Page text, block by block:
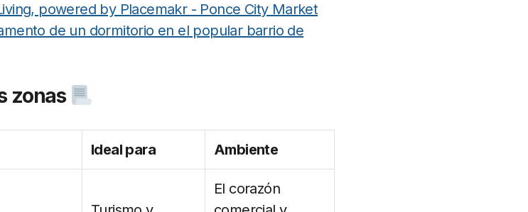
powered by Placemakr - Ponce City Market
de un dormitorio en el popular barrio de
zonas
Ideal para Ambiente
El corazón